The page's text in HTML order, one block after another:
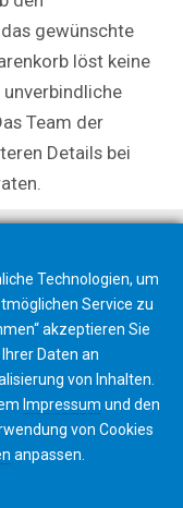
gewünschte
löst keine
Team der
Details bei
Technologien, um
Service zu
akzeptieren Sie
Daten an
von Inhalten.
Impressum und den
von Cookies
anpassen.